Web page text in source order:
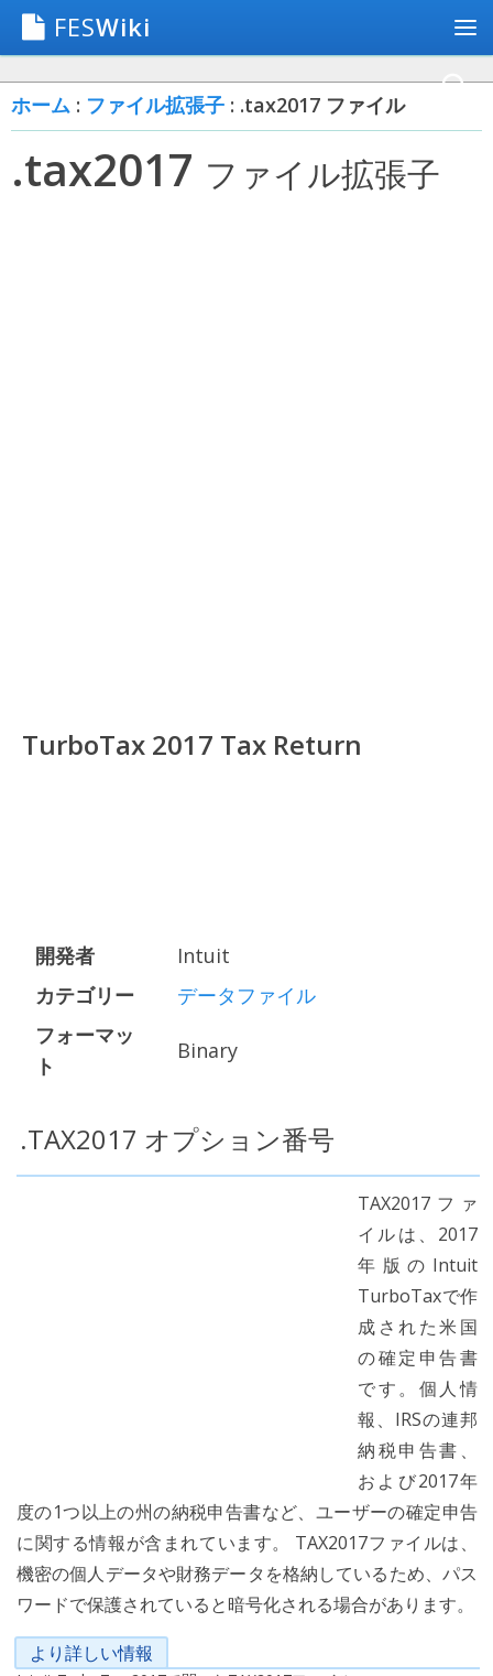
FESWiki
ホーム : ファイル拡張子 : .tax2017 ファイル
.tax2017 ファイル拡張子
TurboTax 2017 Tax Return
開発者
Intuit
カテゴリー
データファイル
フォーマッ
ト
Binary
.TAX2017 オプション番号
TAX2017ファ
イルは、2017
年版のIntuit
TurboTaxで作
成された米国
の確定申告書
です。個人情
報、IRSの連邦
納税申告書、
および2017年
度の1つ以上の州の納税申告書など、ユーザーの確定申告
に関する情報が含まれています。 TAX2017ファイルは、
機密の個人データや財務データを格納しているため、パス
ワードで保護されていると暗号化される場合があります。
より詳しい情報